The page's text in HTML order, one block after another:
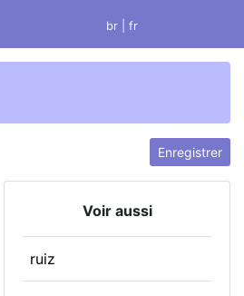
br | fr
Enregistrer
Voir aussi
ruiz